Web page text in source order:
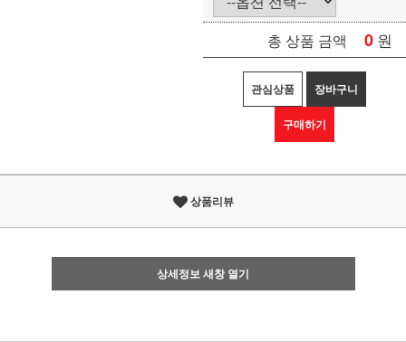
총 상품 금액 0 원
관심상품 장바구니
구매하기
상품리뷰
상세정보 새창 열기